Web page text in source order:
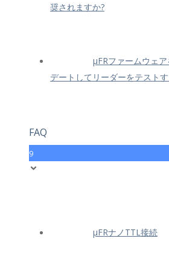
奨されますか?
μFRファームウェ
デートしてリーダーをテスト
FAQ
9
μFRナノTTL接続